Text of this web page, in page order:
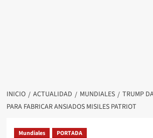
INICIO ACTUALIDAD MUNDIALES
TRUMP
PARA FABRICAR ANSIADOS MISILES PATRIOT
Mundiales PORTADA